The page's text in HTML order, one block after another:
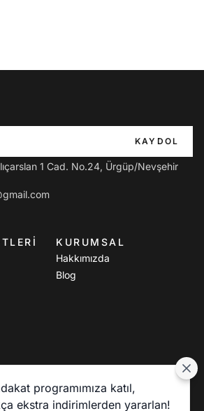
KAYDOL
1 Cad. No.24, Ürgüp/Nevşehir
KURUMSAL
Hakkımızda
Blog
programımıza katıl,
ekstra indirimlerden yararlan!